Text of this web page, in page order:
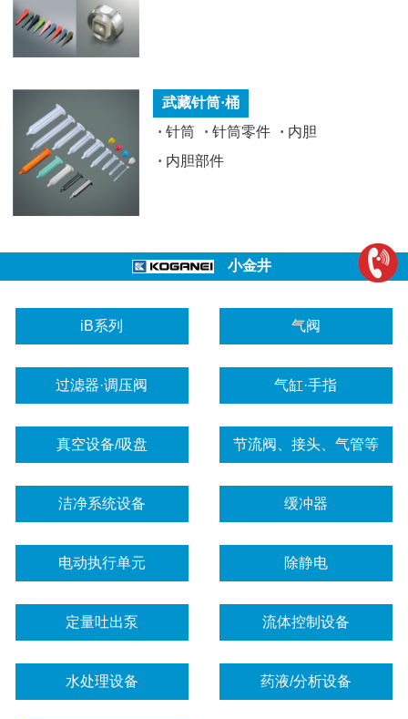
武藏针筒·桶
· 针筒 · 针筒零件 · 内胆
· 内胆部件
小金井
iB系列 气阀
过滤器·调压阀 气缸·手指
真空设备/吸盘 节流阀、接头、气管等
洁净系统设备 缓冲器
电动执行单元 除静电
定量吐出泵 流体控制设备
水处理设备 药液/分析设备